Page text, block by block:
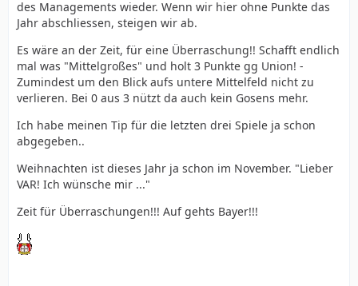
des Managements wieder. Wenn wir hier ohne Punkte das
Jahr abschliessen, steigen wir ab.
Es wäre an der Zeit, für eine Überraschung!! Schafft endlich
mal was "Mittelgroßes" und holt 3 Punkte gg Union! -
Zumindest um den Blick aufs untere Mittelfeld nicht zu
verlieren. Bei 0 aus 3 nützt da auch kein Gosens mehr.
Ich habe meinen Tip für die letzten drei Spiele ja schon
abgegeben..
Weihnachten ist dieses Jahr ja schon im November. "Lieber
VAR! Ich wünsche mir ..."
Zeit für Überraschungen!!! Auf gehts Bayer!!!